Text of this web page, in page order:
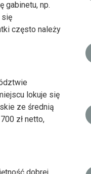
gabinetu, np.
się
często należy
lokuje się
ze średnią
zł netto,